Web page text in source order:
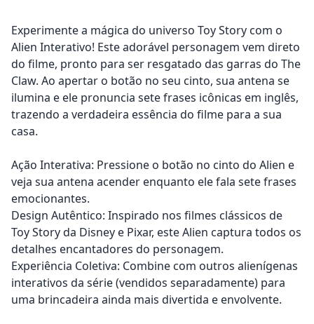
Experimente a mágica do universo Toy Story com o
Alien Interativo! Este adorável personagem vem direto
do filme, pronto para ser resgatado das garras do The
Claw. Ao apertar o botão no seu cinto, sua antena se
ilumina e ele pronuncia sete frases icônicas em inglês,
trazendo a verdadeira essência do filme para a sua
casa.
Ação Interativa: Pressione o botão no cinto do Alien e
veja sua antena acender enquanto ele fala sete frases
emocionantes.
Design Autêntico: Inspirado nos filmes clássicos de
Toy Story da Disney e Pixar, este Alien captura todos os
detalhes encantadores do personagem.
Experiência Coletiva: Combine com outros alienígenas
interativos da série (vendidos separadamente) para
uma brincadeira ainda mais divertida e envolvente.